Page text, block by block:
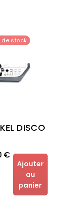
de stock
DISCO
€
Ajouter
au
panier